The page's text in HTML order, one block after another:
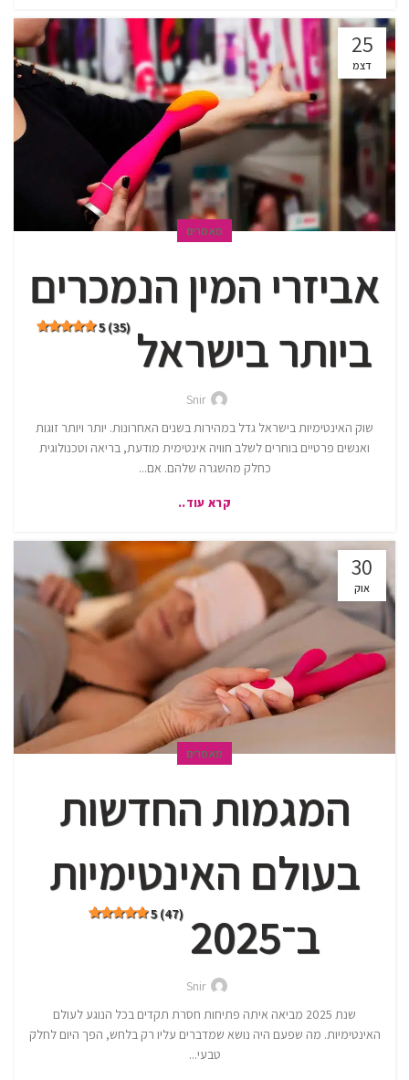
25
דצמ
מאמרים
אביזרי המין הנמכרים
ביותר בישראל 5 (35)
Snir
שוק האינטימיות בישראל גדל במהירות בשנים האחרונות. יותר ויותר זוגות
ואנשים פרטיים בוחרים לשלב חוויה אינטימית מודעת, בריאה וטכנולוגית
כחלק מהשגרה שלהם. אם...
קרא עוד..
30
אוק
מאמרים
המגמות החדשות
בעולם האינטימיות
ב־2025
5 (47)
Snir
שנת 2025 מביאה איתה פתיחות חסרת תקדים בכל הנוגע לעולם
האינטימיות. מה שפעם היה נושא שמדברים עליו רק בלחש, הפך היום לחלק
טבעי...